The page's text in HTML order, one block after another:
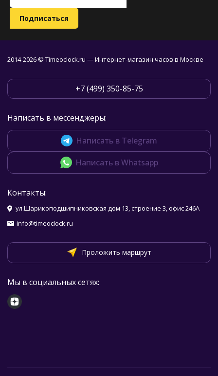
2014-2026 © Timeoclock.ru — Интернет-магазин часов в Москве
+7 (499) 350-85-75
Написать в мессенджеры:
Написать в Telegram
Написать в Whatsapp
Контакты:
ул.Шарикоподшипниковская дом 13, строение 3, офис 246А
info@timeoclock.ru
Проложить маршрут
Мы в социальных сетях: